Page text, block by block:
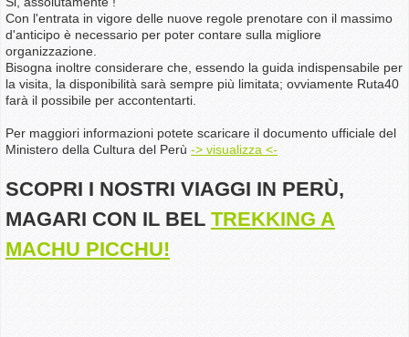
Con l'entrata in vigore delle nuove regole prenotare con il massimo
d'anticipo è necessario per poter contare sulla migliore
organizzazione.
Bisogna inoltre considerare che, essendo la guida indispensabile per
la visita, la disponibilità sarà sempre più limitata; ovviamente Ruta40
farà il possibile per accontentarti.
Per maggiori informazioni potete scaricare il documento ufficiale del
Ministero della Cultura del Perù -> visualizza <-
SCOPRI I NOSTRI VIAGGI IN PERÙ,
MAGARI CON IL BEL TREKKING A
MACHU PICCHU!